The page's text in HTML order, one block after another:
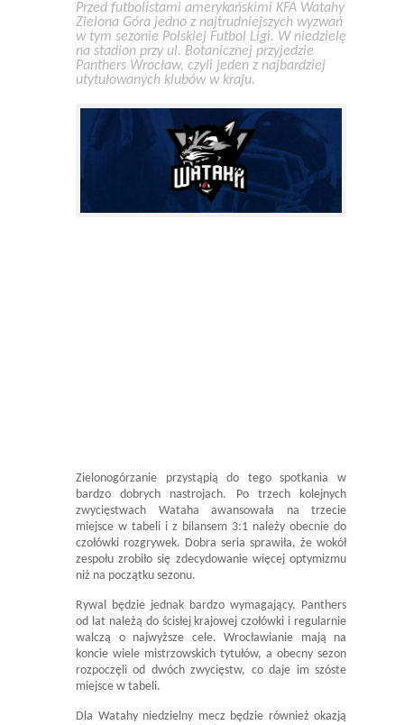
Przed futbolistami amerykańskimi KFA Watahy
Zielona Góra jedno z najtrudniejszych wyzwań
w tym sezonie Polskiej Futbol Ligi. W niedzielę
na stadion przy ul. Botanicznej przyjedzie
Panthers Wrocław, czyli jeden z najbardziej
utytułowanych klubów w kraju.
Zielonogórzanie przystąpią do tego spotkania w
bardzo dobrych nastrojach. Po trzech kolejnych
zwycięstwach Wataha awansowała na trzecie
miejsce w tabeli i z bilansem 3:1 należy obecnie do
czołówki rozgrywek. Dobra seria sprawiła, że wokół
zespołu zrobiło się zdecydowanie więcej optymizmu
niż na początku sezonu.
Rywal będzie jednak bardzo wymagający. Panthers
od lat należą do ścisłej krajowej czołówki i regularnie
walczą o najwyższe cele. Wrocławianie mają na
koncie wiele mistrzowskich tytułów, a obecny sezon
rozpoczęli od dwóch zwycięstw, co daje im szóste
miejsce w tabeli.
Dla Watahy niedzielny mecz będzie również okazją